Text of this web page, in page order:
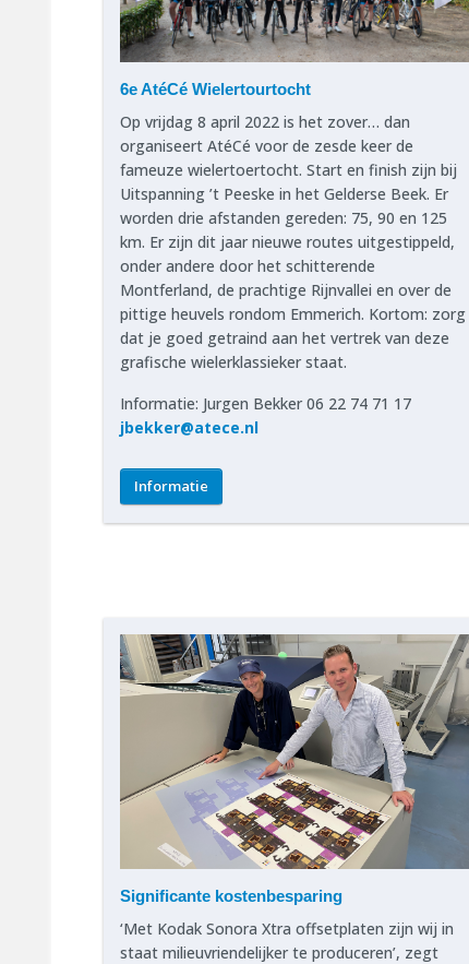
6e AtéCé Wielertourtocht
Op vrijdag 8 april 2022 is het zover… dan
organiseert AtéCé voor de zesde keer de
fameuze wielertoertocht. Start en finish zijn bij
Uitspanning ’t Peeske in het Gelderse Beek. Er
worden drie afstanden gereden: 75, 90 en 125
km. Er zijn dit jaar nieuwe routes uitgestippeld,
onder andere door het schitterende
Montferland, de prachtige Rijnvallei en over de
pittige heuvels rondom Emmerich. Kortom: zorg
dat je goed getraind aan het vertrek van deze
grafische wielerklassieker staat.
Informatie: Jurgen Bekker 06 22 74 71 17
jbekker@atece.nl
Informatie
Significante kostenbesparing
‘Met Kodak Sonora Xtra offsetplaten zijn wij in
staat milieuvriendelijker te produceren’, zegt